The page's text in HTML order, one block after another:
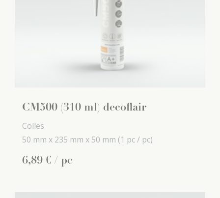
CM500 (310 ml) decoflair
Colles
50 mm x 235 mm x 50 mm (1 pc / pc)
6,89 € / pc